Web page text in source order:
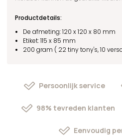
Productdetails:
De afmeting: 120 x 120 x 80 mm
Etiket: 115 x 85 mm
200 gram ( 22 tiny tony's,10
Persoonlijk service
98% tevreden klanten
Eenvoudig